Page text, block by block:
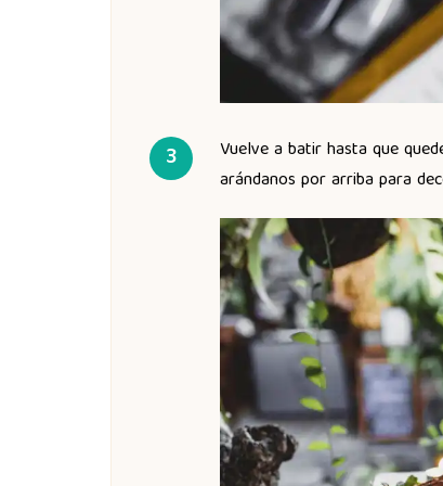
Vuelve a batir hasta que
arándanos por arriba para